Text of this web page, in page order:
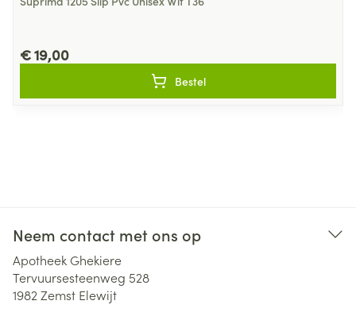
€ 19,00
Bestel
Neem contact met ons op
Apotheek Ghekiere
Tervuursesteenweg 528
1982 Zemst Elewijt